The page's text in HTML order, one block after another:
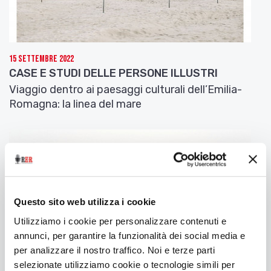
Questo sito web utilizza i cookie
Utilizziamo i cookie per personalizzare contenuti e
annunci, per garantire la funzionalità dei social media e
per analizzare il nostro traffico. Noi e terze parti
selezionate utilizziamo cookie o tecnologie simili per
vérs e’ dè
e al fa dal żirovaghi, di richèm
ch’l’è un spetècal.
Dispitàuṣi!
Quand t’sté sò de lèt
e t’zìrch un fòj
una pènna,
al sparés!
memoria / le poesie più belle, / si affacciano /
verso il giorno / e fanno delle giravolte, dei ricami /
alzi dal letto / cerchi un foglio / una penna, /
spariscono!
——————————————-
Stavólta a vàgh!
15 Settembre 2022
CASE E STUDI DELLE PERSONE ILLUSTRI
Viaggio dentro ai paesaggi culturali dell’Emilia-
Romagna: la linea del mare